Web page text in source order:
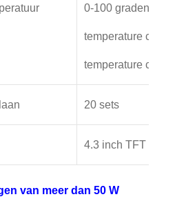
0-100 graden
temperature
temperature
20 sets
4.3 inch TFT
van meer dan 50 W